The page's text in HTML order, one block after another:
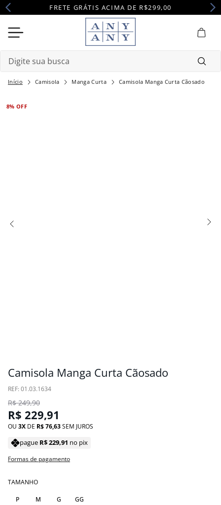
FRETE GRÁTIS ACIMA DE R$299,00
Camisola Manga Curta Camisola Manga Curta Cãosado
8% OFF
Camisola Manga Curta Cãosado
: 01.03.1634
R$ 249,90
R$ 229,91
OU 3 DE R$76,63SEM JUROS
pague R$229,91 no pix
Formas de pagamento
TAMANHO
P M G GG
Termos mais buscados
1º
camisola